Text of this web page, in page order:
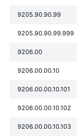
9205.90.90.99
9205.90.90.99.999
9206.00
9206.00.00.10
9206.00.00.10.101
9206.00.00.10.102
9206.00.00.10.103